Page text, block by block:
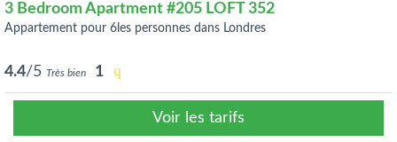
3 Bedroom Apartment #205 LOFT 352
appartement pour 6les personnes dans Londres
4.4/5 Très bien 1
Voir les tarifs